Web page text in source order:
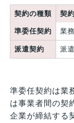
契約の種類 契
準委任契約 業
派遣契約 派
準委任契約は業
は事業者間の契
企業が締結する